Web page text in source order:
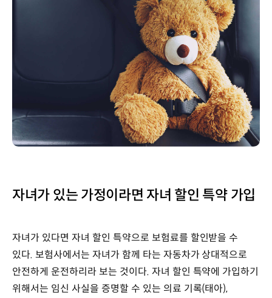
자녀가 있는 가정이라면 자녀 할인 특약 가입
자녀가 있다면 자녀 할인 특약으로 보험료를 할인받을 수
있다. 보험사에서는 자녀가 함께 타는 자동차가 상대적으로
안전하게 운전하리라 보는 것이다. 자녀 할인 특약에 가입하기
위해서는 임신 사실을 증명할 수 있는 의료 기록(태아),